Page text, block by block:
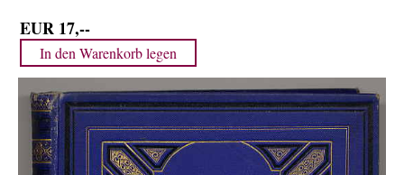
Kontakt
Impressum
Versandkosten
AGB
Widerrufsrecht
EUR 17,--